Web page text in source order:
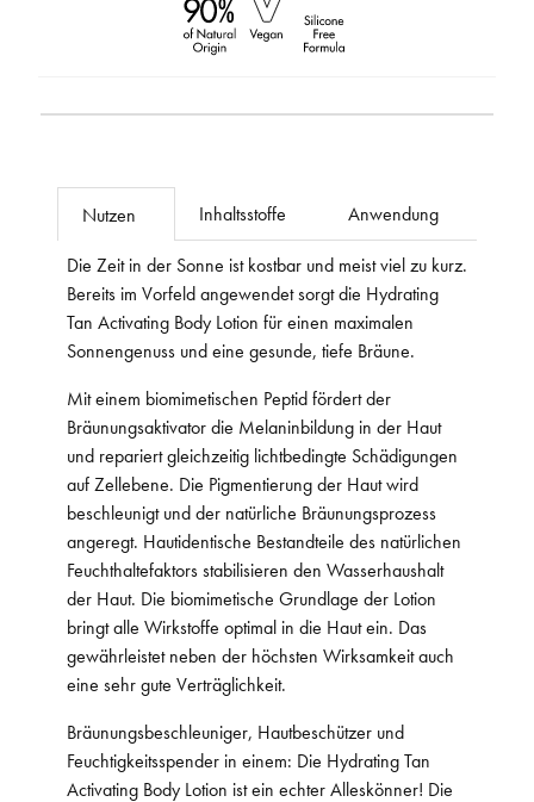
Nutzen Inhaltsstoffe Anwendung
Die Zeit in der Sonne ist kostbar und meist viel zu kurz.
Bereits im Vorfeld angewendet sorgt die Hydrating
Tan Activating Body Lotion für einen maximalen
Sonnengenuss und eine gesunde, tiefe Bräune.
Mit einem biomimetischen Peptid fördert der
Bräunungsaktivator die Melaninbildung in der Haut
und repariert gleichzeitig lichtbedingte Schädigungen
auf Zellebene. Die Pigmentierung der Haut wird
beschleunigt und der natürliche Bräunungsprozess
angeregt. Hautidentische Bestandteile des natürlichen
Feuchthaltefaktors stabilisieren den Wasserhaushalt
der Haut. Die biomimetische Grundlage der Lotion
bringt alle Wirkstoffe optimal in die Haut ein. Das
gewährleistet neben der höchsten Wirksamkeit auch
eine sehr gute Verträglichkeit.
Bräunungsbeschleuniger, Hautbeschützer und
Feuchtigkeitsspender in einem: Die Hydrating Tan
Activating Body Lotion ist ein echter Alleskönner! Die